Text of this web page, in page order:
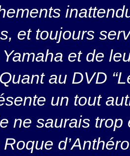
et toujours
et de
au DVD
un tout
ne saurais